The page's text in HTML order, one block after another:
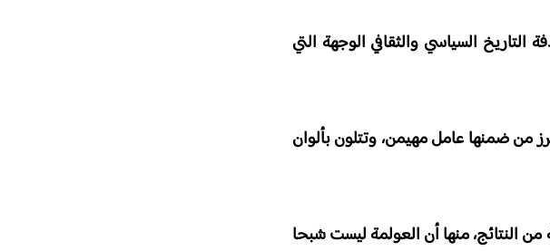
السياسي والثقافي الوجهة التي
من ضمنها عامل مهيمن، وتتلون بألوان
النتائج، منها أن العولمة ليست شبحا